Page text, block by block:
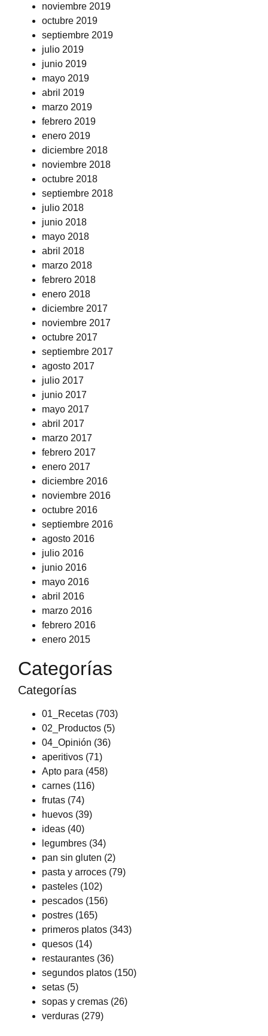
noviembre 2019
octubre 2019
septiembre 2019
julio 2019
junio 2019
mayo 2019
abril 2019
marzo 2019
febrero 2019
enero 2019
diciembre 2018
noviembre 2018
octubre 2018
septiembre 2018
julio 2018
junio 2018
mayo 2018
abril 2018
marzo 2018
febrero 2018
enero 2018
diciembre 2017
noviembre 2017
octubre 2017
septiembre 2017
agosto 2017
julio 2017
junio 2017
mayo 2017
abril 2017
marzo 2017
febrero 2017
enero 2017
diciembre 2016
noviembre 2016
octubre 2016
septiembre 2016
agosto 2016
julio 2016
junio 2016
mayo 2016
abril 2016
marzo 2016
febrero 2016
enero 2015
Categorías
Categorías
01_Recetas (703)
02_Productos (5)
04_Opinión (36)
aperitivos (71)
Apto para (458)
carnes (116)
frutas (74)
huevos (39)
ideas (40)
legumbres (34)
pan sin gluten (2)
pasta y arroces (79)
pasteles (102)
pescados (156)
postres (165)
primeros platos (343)
quesos (14)
restaurantes (36)
segundos platos (150)
setas (5)
sopas y cremas (26)
verduras (279)